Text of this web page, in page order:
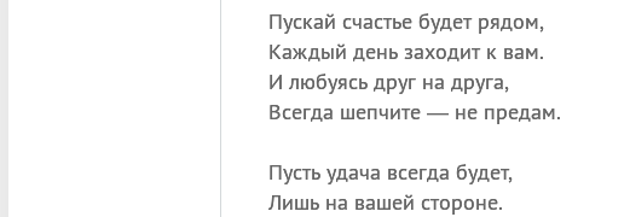
Пускай счастье будет рядом,
Каждый день заходит к вам.
И любуясь друг на друга,
Всегда шепчите — не предам.
Пусть удача всегда будет,
Лишь на вашей стороне.